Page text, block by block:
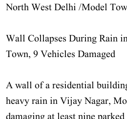
North West Delhi /Model
Wall Collapses During Rain
Town, 9 Vehicles Damaged
A wall of a residential
heavy rain in Vijay Nagar,